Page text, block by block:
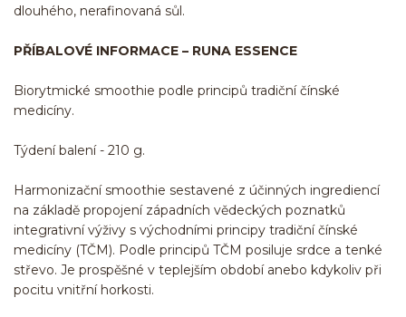
dlouhého, nerafinovaná sůl.
PŘÍBALOVÉ INFORMACE – RUNA ESSENCE
Biorytmické smoothie podle principů tradiční čínské
medicíny.
Týdení balení - 210 g.
Harmonizační smoothie sestavené z účinných ingrediencí
na základě propojení západních vědeckých poznatků
integrativní výživy s východními principy tradiční čínské
medicíny (TČM). Podle principů TČM posiluje srdce a tenké
střevo. Je prospěšné v teplejším období anebo kdykoliv při
pocitu vnitřní horkosti.